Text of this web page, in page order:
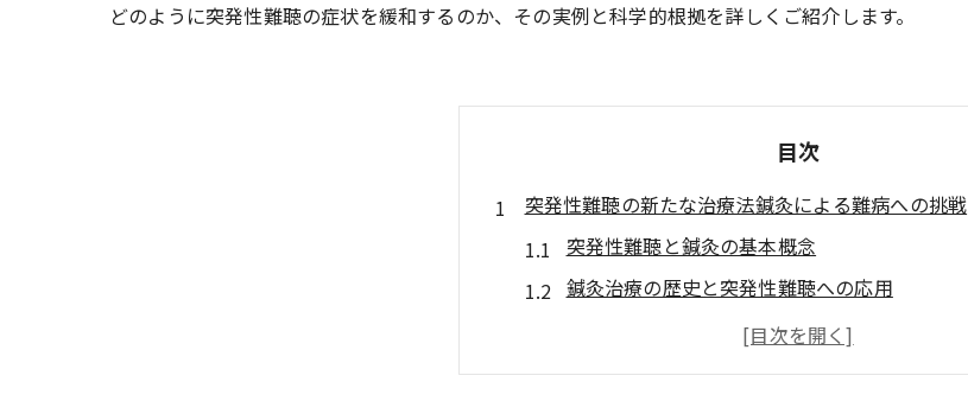
どのように突発性難聴の症状を緩和するのか、その実例と科学的根拠を詳しくご紹介します。
目次
突発性難聴の新たな治療法鍼灸による難病への挑戦
突発性難聴と鍼灸の基本概念
鍼灸治療の歴史と突発性難聴への応用
鍼灸による突発性難聴の治療プロセス
鍼灸治療の効果を高めるための生活習慣